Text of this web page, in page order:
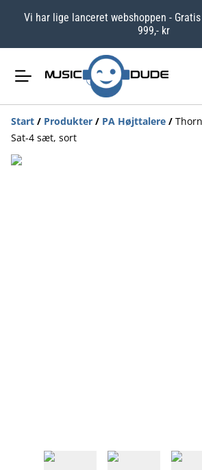
Vi har lige lanceret webshoppen -
999,- kr
Start / Produkter / PA Højttalere /
Sat-4 sæt, sort